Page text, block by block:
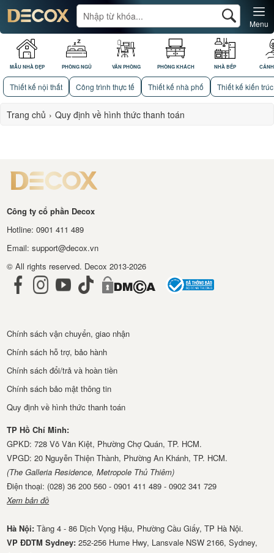
MẪU NHÀ ĐẸP PHÒNG NGỦ VĂN PHÒNG PHÒNG KHÁCH NHÀ BẾP
Menu
Thiết kế nội thất Công trình thực tế Thiết kế nhà phố Thiết kế kiến trúc
Trang chủ › Quy định về hình thức thanh toán
Công ty cổ phần Decox
Hotline: 0901 411 489
Email: support@decox.vn
© All rights reserved. Decox 2013-2026
Chính sách vận chuyển, giao nhận
Chính sách hỗ trợ, bảo hành
Chính sách đổi/trả và hoàn tiền
Chính sách bảo mật thông tin
Quy định về hình thức thanh toán
TP Hồ Chí Minh:
GPKD: 728 Võ Văn Kiệt, Phường Chợ Quán, TP. HCM.
VPGD: 20 Nguyễn Thiện Thành, Phường An Khánh, TP. HCM.
(The Galleria Residence, Metropole Thủ Thiêm)
Điện thoại: (028) 36 200 560 - 0901 411 489 - 0902 341 729
Xem bản đồ
Hà Nội:Tầng 4 - 86 Dịch Vọng Hậu, Phường Cầu Giấy, TP Hà Nội.
VP ĐDTM Sydney: 252-256 Hume Hwy, Lansvale NSW 2166, Sydney,